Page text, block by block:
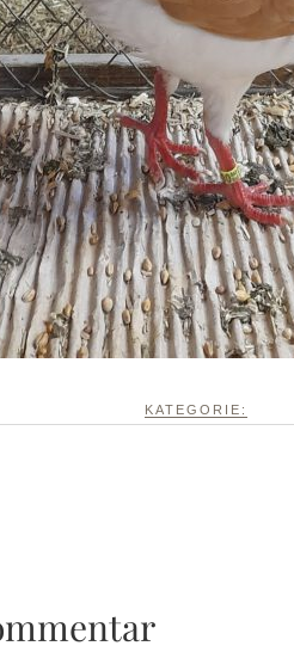
KATEGORIE: